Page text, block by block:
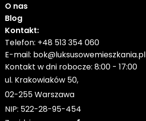
O nas
Blog
Kontakt:
Telefon: +48 513 354 060
E-mail: bok@luksusowemieszkania.pl
Kontakt w dni robocze: 8:00 - 17:00
ul. Krakowiaków 50,
02-255 Warszawa
NIP: 522-28-95-454